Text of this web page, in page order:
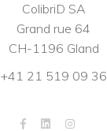
ColibriD SA
Grand rue 64
CH-1196 Gland
+41 21 519 09 36